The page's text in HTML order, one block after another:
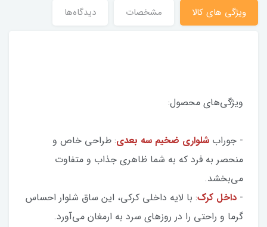
ویژگی های کالا مشخصات دیدگاه‌ها
ویژگی‌های محصول:
- جوراب شلواری ضخیم سه بعدی: طراحی خاص و
منحصر به فرد که به شما ظاهری جذاب و متفاوت
می‌بخشد.
- داخل کرک: با لایه داخلی کرکی، این ساق شلوار احساس
گرما و راحتی را در روزهای سرد به ارمغان می‌آورد.